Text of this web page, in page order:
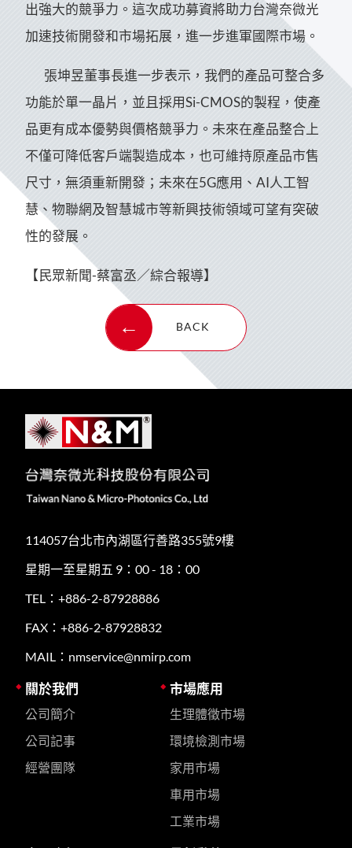
出強大的競爭力。這次成功募資將助力台灣奈微光
加速技術開發和市場拓展，進一步進軍國際市場。
張坤昱董事長進一步表示，我們的產品可整合多
功能於單一晶片，並且採用Si-CMOS的製程，使產
品更有成本優勢與價格競爭力。未來在產品整合上
不僅可降低客戶端製造成本，也可維持原產品市售
尺寸，無須重新開發；未來在5G應用、AI人工智
慧、物聯網及智慧城市等新興技術領域可望有突破
性的發展。
【民眾新聞-蔡富丞／綜合報導】
BACK
114057台北市內湖區行善路355號9樓
星期一至星期五 9：00 - 18：00
TEL：+886-2-87928886
FAX：+886-2-87928832
MAIL：nmservice@nmirp.com
關於我們
公司簡介
公司記事
經營團隊
市場應用
生理體徵市場
環境檢測市場
家用市場
車用市場
工業市場